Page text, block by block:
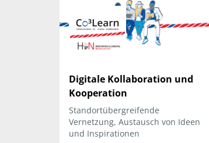
Digitale Kollaboration und
Kooperation
Standortübergreifende
Vernetzung, Austausch von Ideen
und Inspirationen